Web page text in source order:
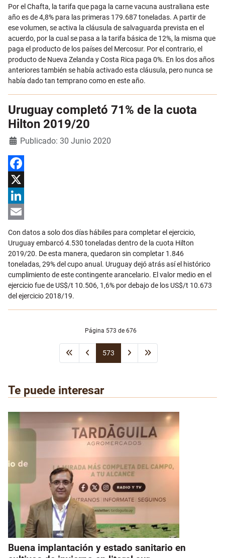
Por el Chafta, la tarifa que paga la carne vacuna australiana este
año es de 4,8% para las primeras 179.687 toneladas. A partir de
ese volumen, se activa la cláusula de salvaguarda prevista en el
acuerdo, por la cual se pasa a la tarifa básica de 12%, la misma que
paga el producto de los países del Mercosur. Por el contrario, el
producto de Nueva Zelanda y Costa Rica paga 0%. En los dos años
anteriores también se había activado esta cláusula, pero nunca se
había dado tan temprano como en este año.
Uruguay completó 71% de la cuota
Hilton 2019/20
DetallesPublicado: 30 Junio 2020
Facebook
X
LinkedIn
Email
Con datos a solo dos días hábiles para completar el ejercicio,
Uruguay embarcó 4.530 toneladas dentro de la cuota Hilton
2019/20. De esta manera, quedaron sin completar 1.846
toneladas, 29% del cupo anual. Uruguay dejó atrás así el histórico
cumplimiento de este contingente arancelario. El valor medio en el
ejercicio fue de US$/t 10.506, 1,6% por debajo de los US$/t 10.673
del ejercicio 2018/19.
Página 573 de 676
573
Te puede interesar
Buena implantación y estado sanitario en